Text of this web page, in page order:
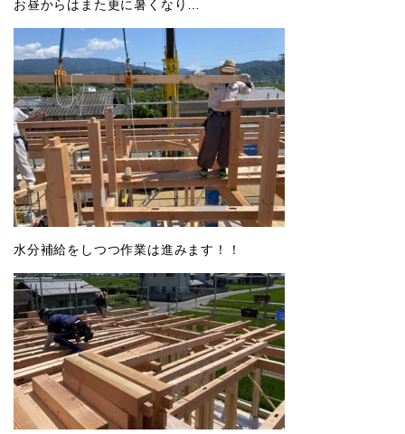
お昼からはまた更に暑くなり…
水分補給をしつつ作業は進みます！！